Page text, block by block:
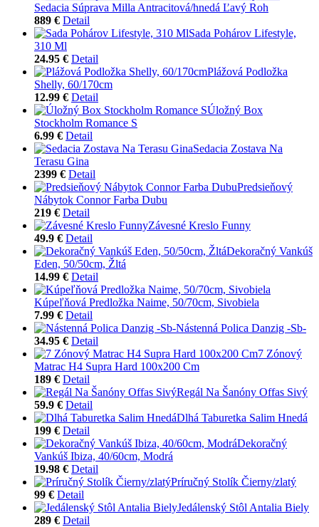
Sedacia Súprava Milla Antracitová/hnedá Ľavý Roh
889 € Detail
Sada Pohárov Lifestyle,
310 Ml
24.95 € Detail
Plážová Podložka
Shelly, 60/170cm
12.99 € Detail
Úložný Box
Stockholm Romance S
6.99 € Detail
Sedacia Zostava Na
Terasu Gina
2399 € Detail
Predsieňový
Nábytok Connor Farba Dubu
219 € Detail
Závesné Kreslo Funny
49.9 € Detail
Dekoračný Vankúš
Eden, 50/50cm, Žltá
14.99 € Detail
Kúpeľňová Predložka Naime, 50/70cm, Sivobiela
7.99 € Detail
Nástenná Polica Danzig -Sb-
34.95 € Detail
7 Zónový
Matrac H4 Supra Hard 100x200 Cm
189 € Detail
Regál Na Šanóny Offas Sivý
59.9 € Detail
Dlhá Taburetka Salim Hnedá
199 € Detail
Dekoračný
Vankúš Ibiza, 40/60cm, Modrá
19.98 € Detail
Príručný Stolík Čierny/zlatý
99 € Detail
Jedálenský Stôl Antalia Biely
289 € Detail